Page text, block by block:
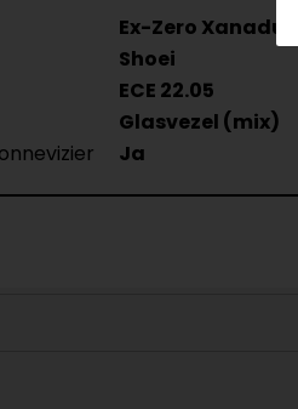
Ex-Zero
Shoei
ECE 22.05
Glasvezel (mix)
Ja